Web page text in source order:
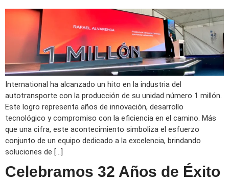
International ha alcanzado un hito en la industria del
autotransporte con la producción de su unidad número 1 millón.
Este logro representa años de innovación, desarrollo
tecnológico y compromiso con la eficiencia en el camino. Más
que una cifra, este acontecimiento simboliza el esfuerzo
conjunto de un equipo dedicado a la excelencia, brindando
soluciones de […]
Celebramos 32 Años de Éxito